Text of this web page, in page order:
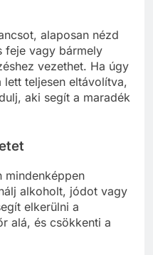
alaposan nézd
feje vagy bármely
vezethet. Ha úgy
teljesen eltávolítva,
aki segít a maradék
mindenképpen
alkoholt, jódot vagy
elkerülni a
alá, és csökkenti a